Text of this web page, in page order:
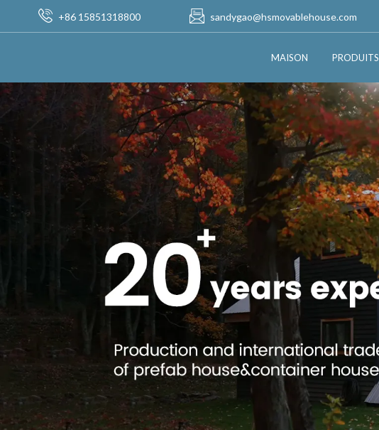
+86 15851318800 sandygao@hsmovablehouse.com
MAISON PRODUITS